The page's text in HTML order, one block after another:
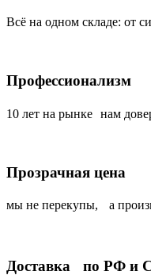
Всё на одном складе: от
Профессионализм
10 лет на рынке нам
Прозрачная цена
мы не перекупы, а
Доставка по РФ и